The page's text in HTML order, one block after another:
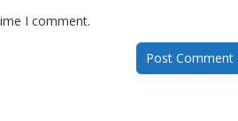
I comment.